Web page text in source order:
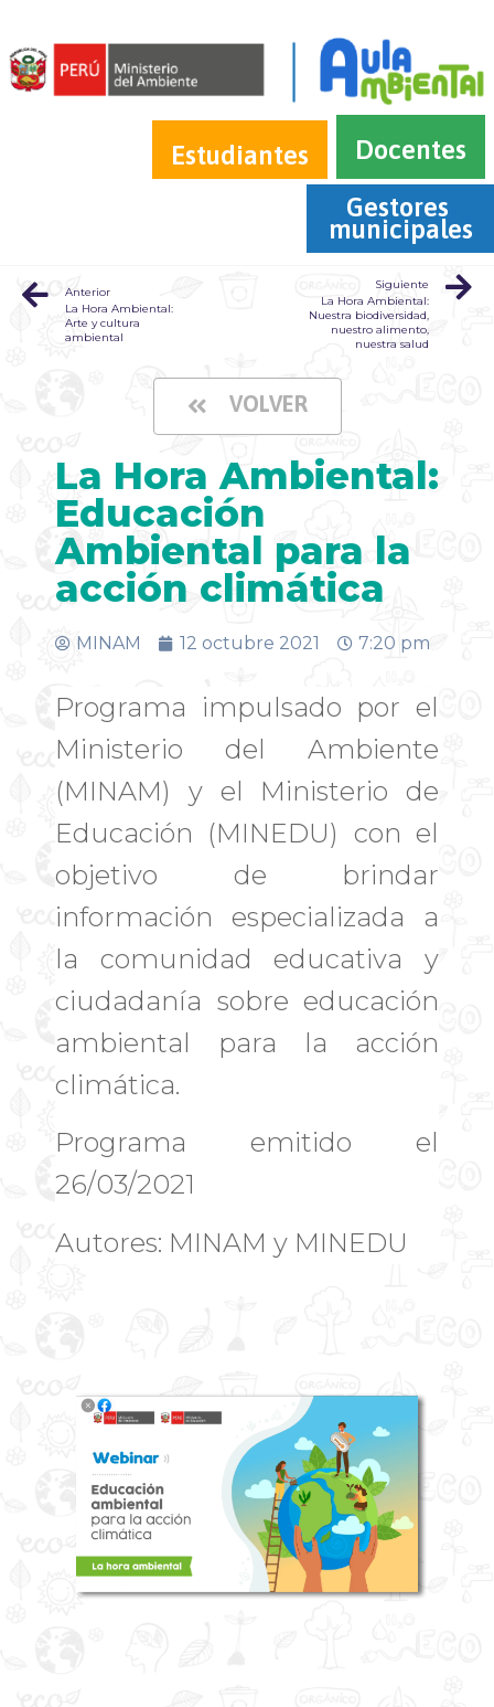
Estudiantes
Docentes
Gestores
municipales
Anterior
La Hora Ambiental:
Arte y cultura
ambiental
Siguiente
La Hora Ambiental:
Nuestra biodiversidad,
nuestro alimento,
nuestra salud
VOLVER
La Hora Ambiental:
Educación
Ambiental para la
acción climática
MINAM 12 octubre 2021 7:20 pm
Programa impulsado por el
Ministerio del Ambiente
(MINAM) y el Ministerio de
Educación (MINEDU) con el
objetivo de brindar
información especializada a
la comunidad educativa y
ciudadanía sobre educación
ambiental para la acción
climática.
Programa emitido el
26/03/2021
Autores: MINAM y MINEDU